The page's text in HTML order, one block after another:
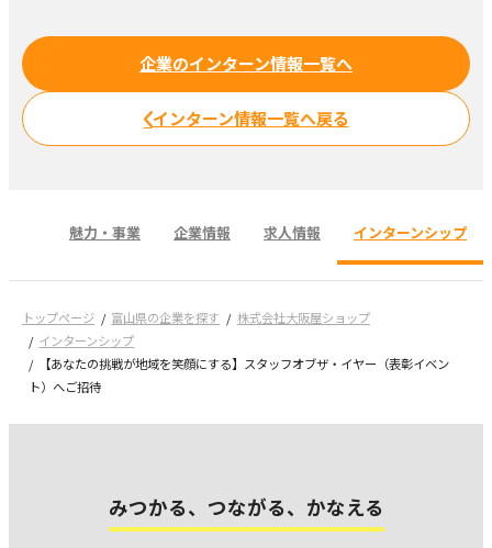
企業のインターン情報一覧へ
インターン情報一覧へ戻る
魅力・事業 企業情報 求人情報 インターンシップ
トップページ 富山県の企業を探す
株式会社大阪屋ショップ
インターンシップ
【あなたの挑戦が地域を笑顔にする】スタッフオブザ・イヤー（表彰イベン
ト）へご招待
みつかる、つながる、かなえる